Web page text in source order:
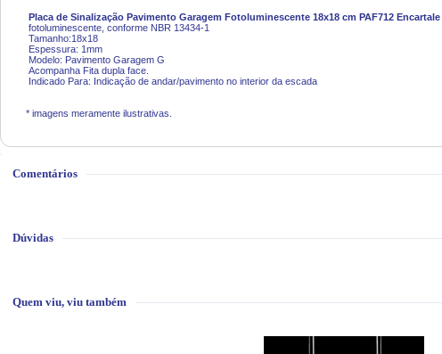
Placa de Sinalização Pavimento Garagem Fotoluminescente 18x18 cm PAF712 Encartale
fotoluminescente, conforme NBR 13434-1
Tamanho:18x18
Espessura: 1mm
Modelo: Pavimento Garagem G
Acompanha Fita dupla face.
Indicado Para: Indicação de andar/pavimento no interior da escada
* imagens meramente ilustrativas.
Comentários
Dúvidas
Quem viu, viu também